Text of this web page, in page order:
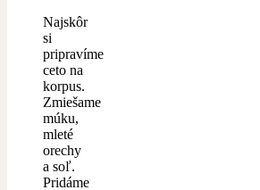
Najskôr
si
pripravíme
ceto na
korpus.
Zmiešame
múku,
mleté
orechy
a soľ.
Pridáme